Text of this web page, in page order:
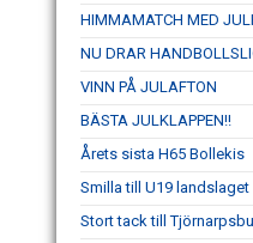
HIMMAMATCH MED
NU DRAR
VINN PÅ JULAFTON
BÄSTA JULKLAPPEN!!
Årets sista H65 Bollekis
Smilla till U19 landslaget
Stort tack till